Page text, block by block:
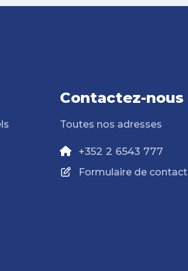
Contactez-nous
Toutes nos adresses
+352 2 6543 777
Formulaire de contact